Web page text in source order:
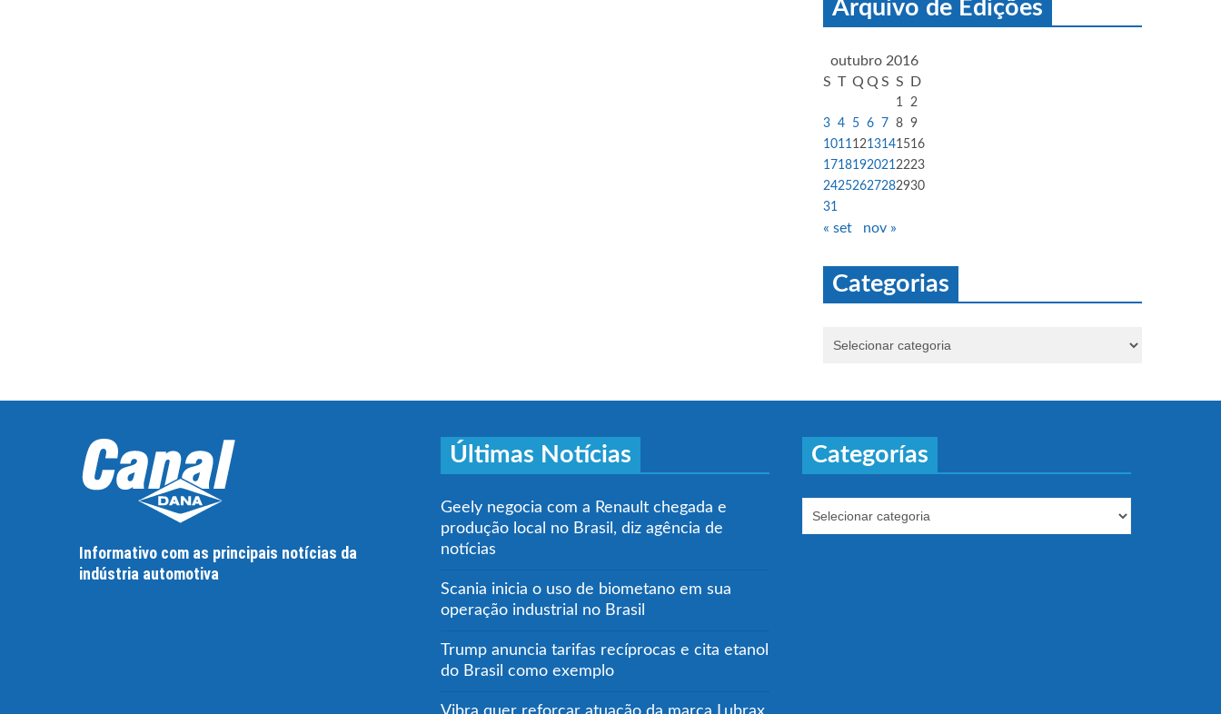
Arquivo de Edições
outubro 2016
S T Q Q S S D
1
2
3 4 5 6 7 8 9
10111213141516
17181920212223
24252627282930
31
« set nov »
Categorias
Informativo com as principais notícias da
indústria automotiva
Últimas Notícias
Geely negocia com a Renault chegada e
produção local no Brasil, diz agência de
notícias
Scania inicia o uso de biometano em sua
operação industrial no Brasil
Trump anuncia tarifas recíprocas e cita etanol
do Brasil como exemplo
Categorías